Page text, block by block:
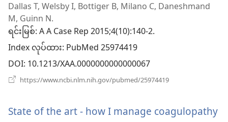
အသစ်
ဖွ
င့်
နေ
ပါ
တယ်)
Dallas T, Welsby I, Bottiger B, Milano C, Daneshmand
M, Guinn N.
ရင်းမြစ်‎: A A Case Rep 2015;4(10):140-2.
Index လုပ်ထား‎: PubMed 25974419
DOI‎: 10.1213/XAA.0000000000000067
https://www.ncbi.nlm.nih.gov/pubmed/25974419
နေ
State of the art - how I manage coagulopathy